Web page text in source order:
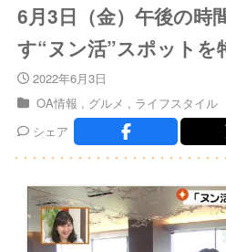
6月3日（金）午後の時
す“ヌン活”スポットを
2022年6月3日
OA情報
グルメ
ライフスタイル
シェア